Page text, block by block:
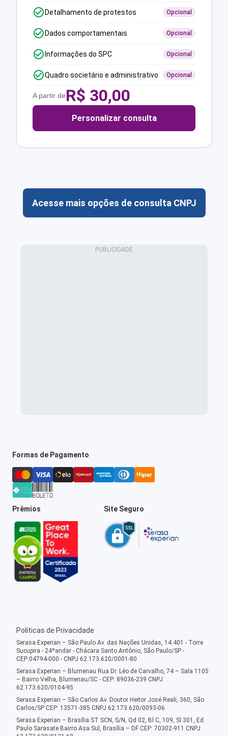
Detalhamento de protestos Opcional
Dados comportamentais Opcional
Informações do SPC Opcional
Quadro societário e administrativo Opcional
A partir deR$ 30,00
Personalizar consulta
Acesse mais opções de consulta CNPJ
Formas de Pagamento
Prêmios Site Seguro
Políticas de Privacidade
Serasa Experian – São Paulo Av. das Nações Unidas, 14.401 - Torre
Sucupira - 24ºandar - Chácara Santo Antônio, São Paulo/SP -
CEP:04794-000 - CNPJ 62.173.620/0001-80
Serasa Experian – Blumenau Rua Dr. Léo de Carvalho, 74 – Sala 1105
– Bairro Velha, Blumenau/SC - CEP: 89036-239 CNPJ
62.173.620/0104-95
Serasa Experian – São Carlos Av. Doutor Heitor José Reali, 360, São
Carlos/SP CEP: 13571-385 CNPJ 62.173.620/0093-06
Serasa Experian – Brasília ST SCN, S/N, Qd 02, Bl C, 109, Sl 301, Ed.
Paulo Sarasate Bairro Asa Sul, Brasília – DF CEP: 70302-911 CNPJ